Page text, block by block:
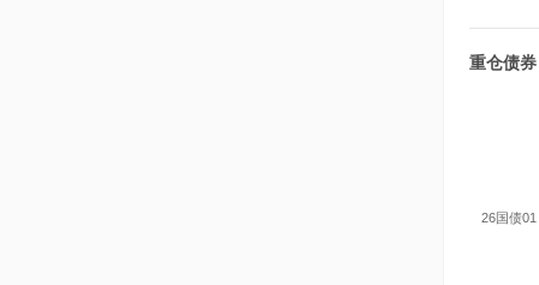
重仓债券
26国债01